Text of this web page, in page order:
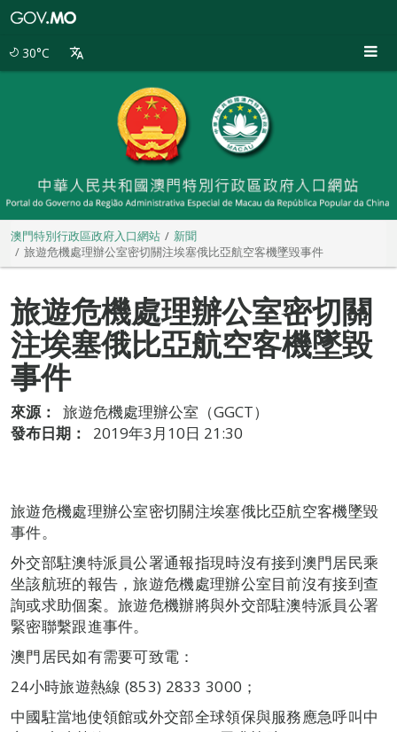
30°C
澳門特別行政區政府入口網站
新聞
旅遊危機處理辦公室密切關注埃塞俄比亞航空客機墜毀事件
旅遊危機處理辦公室密切關
注埃塞俄比亞航空客機墜毀
事件
來源：
旅遊危機處理辦公室（GGCT）
發布日期：
2019年3月10日 21:30
旅遊危機處理辦公室密切關注埃塞俄比亞航空客機墜毀
事件。
外交部駐澳特派員公署通報指現時沒有接到澳門居民乘
坐該航班的報告，旅遊危機處理辦公室目前沒有接到查
詢或求助個案。旅遊危機辦將與外交部駐澳特派員公署
緊密聯繫跟進事件。
澳門居民如有需要可致電：
24小時旅遊熱線 (853) 2833 3000；
中國駐當地使領館或外交部全球領保與服務應急呼叫中